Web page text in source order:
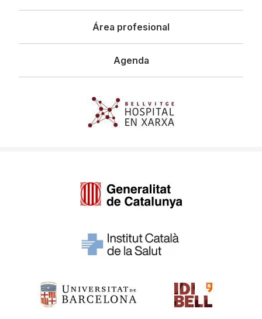
Área profesional
Agenda